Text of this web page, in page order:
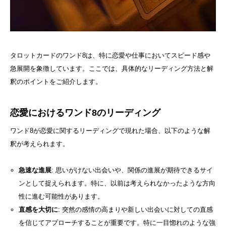
タロットカードのワンド8は、特に恋愛や仕事においてスピード感や
急展開を象徴しています。ここでは、具体的なリーディング方法と解
釈のポイントをご紹介します。
恋愛におけるワンド8のリーディング
ワンド8が恋愛に関するリーディングで現れた場合、以下のような解
釈が考えられます。
急速な進展: 思いがけない出会いや、関係の進展が期待できるサイ
ンとして捉えられます。特に、以前は考えられなかったような方向
性に進む可能性があります。
直感を大切に: 突然の感情の高まりや新しい出会いに対しての直感
を信じてアプローチすることが重要です。特に一目惚れのような強